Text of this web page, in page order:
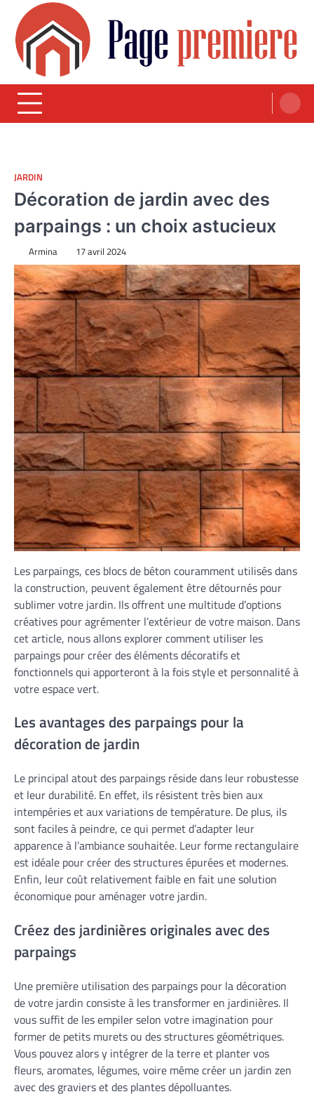
content
Page Première
Votre guide dans l'univers de la construction et de l'immobilier
JARDIN
Décoration de jardin avec des
parpaings : un choix astucieux
Armina 17 avril 2024
Les parpaings, ces blocs de béton couramment utilisés dans
la construction, peuvent également être détournés pour
sublimer votre jardin. Ils offrent une multitude d’options
créatives pour agrémenter l’extérieur de votre maison. Dans
cet article, nous allons explorer comment utiliser les
parpaings pour créer des éléments décoratifs et
fonctionnels qui apporteront à la fois style et personnalité à
votre espace vert.
Les avantages des parpaings pour la
décoration de jardin
Le principal atout des parpaings réside dans leur robustesse
et leur durabilité. En effet, ils résistent très bien aux
intempéries et aux variations de température. De plus, ils
sont faciles à peindre, ce qui permet d’adapter leur
apparence à l’ambiance souhaitée. Leur forme rectangulaire
est idéale pour créer des structures épurées et modernes.
Enfin, leur coût relativement faible en fait une solution
économique pour aménager votre jardin.
Créez des jardinières originales avec des
parpaings
Une première utilisation des parpaings pour la décoration
de votre jardin consiste à les transformer en jardinières. Il
vous suffit de les empiler selon votre imagination pour
former de petits murets ou des structures géométriques.
Vous pouvez alors y intégrer de la terre et planter vos
fleurs, aromates, légumes, voire même créer un jardin zen
avec des graviers et des plantes dépolluantes.